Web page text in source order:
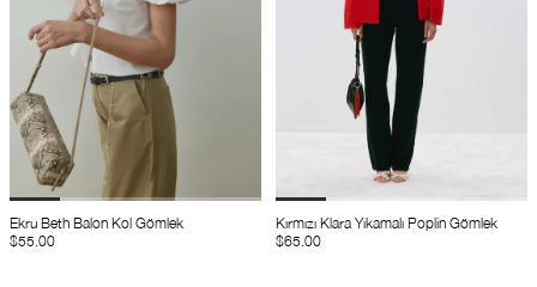
Ekru Beth Balon Kol Gömlek
$55.00
Kırmızı Klara Yıkamalı Poplin Gömlek
$65.00